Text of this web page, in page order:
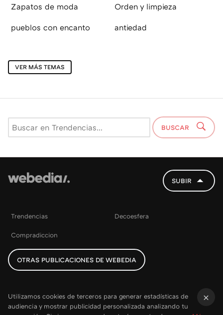
Zapatos de moda Orden y limpieza
pueblos con encanto antiedad
VER MÁS TEMAS
BUSCAR
SUBIR
Trendencias Decoesfera
Compradiccion
OTRAS PUBLICACIONES DE WEBEDIA
Utilizamos cookies de terceros para generar estadísticas de
audiencia y mostrar publicidad personalizada analizando tu